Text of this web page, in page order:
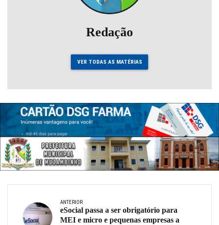
Redação
VER TODAS AS MATÉRIAS
ANTERIOR
eSocial passa a ser obrigatório para
MEI e micro e pequenas empresas a